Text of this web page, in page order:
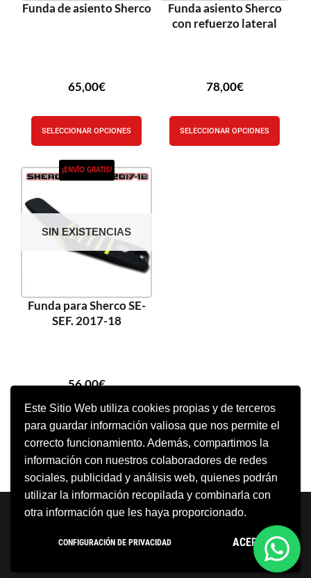
Este Sitio Web utiliza cookies propias y de terceros
para guardar información valiosa que nos permite el
correcto funcionamiento. Además, compartimos la
información con nuestros colaboradores de redes
sociales, publicidad y análisis web, quienes podrán
utilizar la información recopilada y combinarla con
otra información que les haya proporcionado.
CONFIGURACIÓN DE PRIVACIDAD ACEPTO
Funda de asiento Sherco
65,00€
SELECCIONAR OPCIONES
Funda asiento Sherco
con refuerzo lateral
78,00€
SELECCIONAR OPCIONES
SIN EXISTENCIAS
¡ENVÍO GRATIS!
Funda para Sherco SE-
SEF. 2017-18
56,00€
LEER MÁS
Neve | Funciona gracias a WordPress
Condiciones Generales